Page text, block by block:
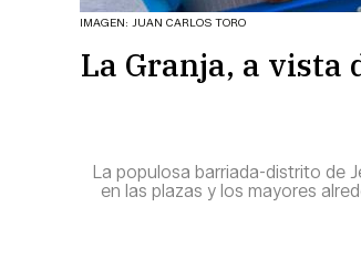
IMAGEN: JUAN CARLOS TORO
La Granja, a vista
La populosa barriada-distrito de
en las plazas y los mayores